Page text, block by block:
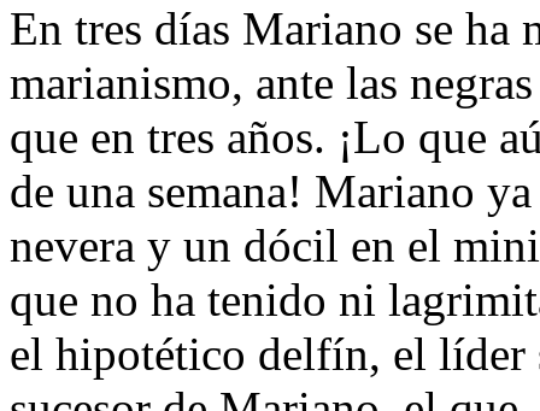
En tres días Mariano se ha
marianismo, ante las
que en tres años. ¡Lo que
de una semana! Mariano
nevera y un dócil en el
que no ha tenido ni
el hipotético delfín, el líder